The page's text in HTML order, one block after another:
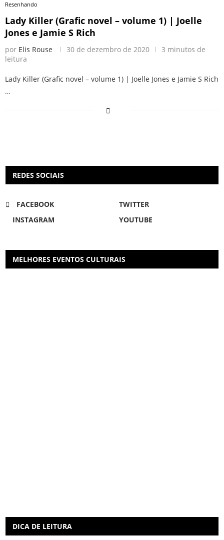
Resenhando
Lady Killer (Grafic novel – volume 1) | Joelle
Jones e Jamie S Rich
por Elis Rouse 30 de dezembro de 2020
3 minutos de
leitura
Lady Killer (Grafic novel – volume 1) | Joelle Jones e Jamie S Rich
…
REDES SOCIAIS
FACEBOOK
TWITTER
INSTAGRAM
YOUTUBE
MELHORES EVENTOS CULTURAIS
DICA DE LEITURA